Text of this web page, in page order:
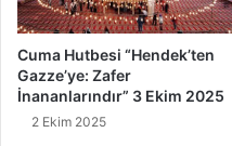
Cuma Hutbesi “Hendek’ten
Gazze’ye: Zafer
İnananlarındır” 3 Ekim 2025
2 Ekim 2025